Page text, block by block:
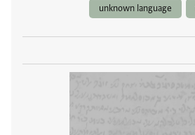
unknown language